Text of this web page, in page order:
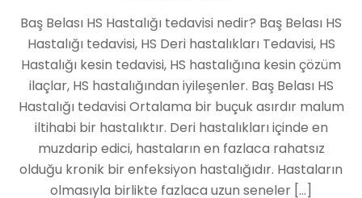
Baş Belası HS Hastalığı tedavisi nedir? Baş Belası HS
Hastalığı tedavisi, HS Deri hastalıkları Tedavisi, HS
Hastalığı kesin tedavisi, HS hastalığına kesin çözüm
ilaçlar, HS hastalığından iyileşenler. Baş Belası HS
Hastalığı tedavisi Ortalama bir buçuk asırdır malum
iltihabi bir hastalıktır. Deri hastalıkları içinde en
muzdarip edici, hastaların en fazlaca rahatsız
olduğu kronik bir enfeksiyon hastalığıdır. Hastaların
olmasıyla birlikte fazlaca uzun seneler […]